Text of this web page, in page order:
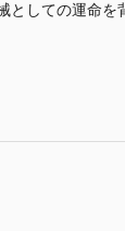
としての運命